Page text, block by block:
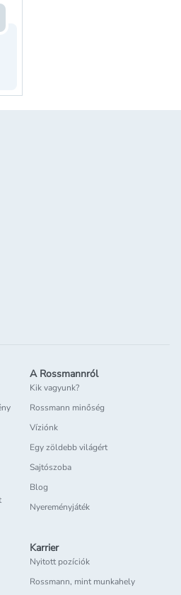
teszem
A Rossmannról
Kik vagyunk?
Rossmann minőség
Víziónk
Egy zöldebb világért
Sajtószoba
Blog
Nyereményjáték
Karrier
Nyitott pozíciók
Rossmann, mint munkahely